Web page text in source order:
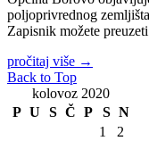
poljoprivrednog
Zapisnik možete
pročitaj više →
Back to Top
kolovoz 2020
P U S Č P S N
1
2